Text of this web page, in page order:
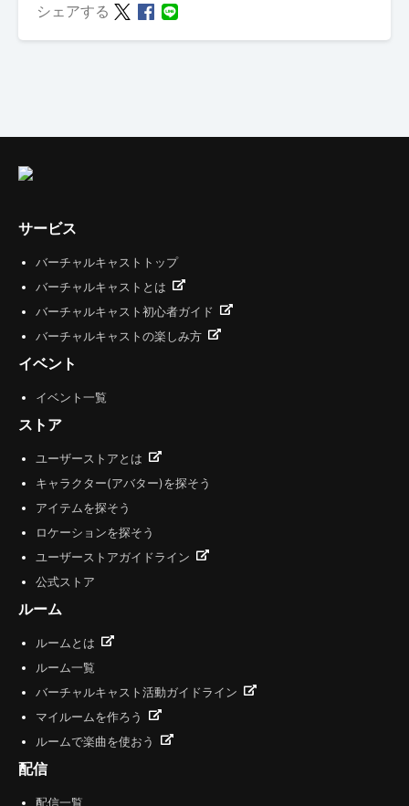
シェアする
サービス
バーチャルキャストトップ
バーチャルキャストとは
バーチャルキャスト初心者ガイド
バーチャルキャストの楽しみ方
イベント
イベント一覧
ストア
ユーザーストアとは
キャラクター(アバター)を探そう
アイテムを探そう
ロケーションを探そう
ユーザーストアガイドライン
公式ストア
ルーム
ルームとは
ルーム一覧
バーチャルキャスト活動ガイドライン
マイルームを作ろう
ルームで楽曲を使おう
配信
配信一覧